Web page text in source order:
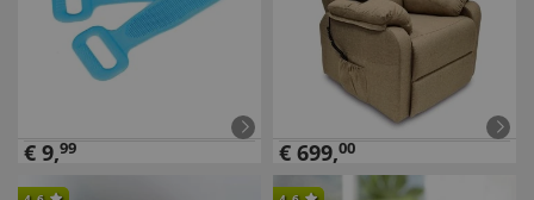
€ 9,99 € 699,00